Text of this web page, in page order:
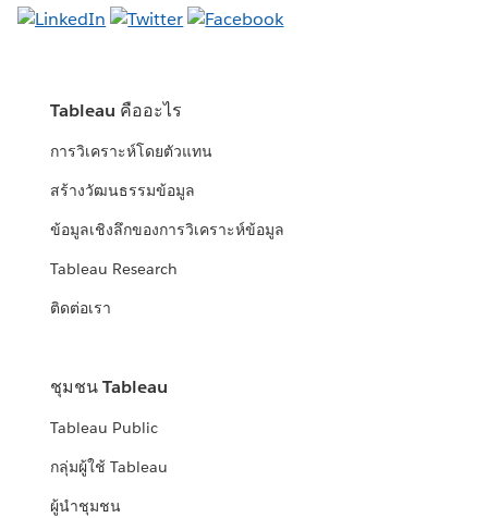
Tableau คืออะไร
การวิเคราะห์โดยตัวแทน
สร้างวัฒนธรรมข้อมูล
ข้อมูลเชิงลึกของการวิเคราะห์ข้อมูล
Tableau Research
ติดต่อเรา
ชุมชน Tableau
Tableau Public
กลุ่มผู้ใช้ Tableau
ผู้นำชุมชน